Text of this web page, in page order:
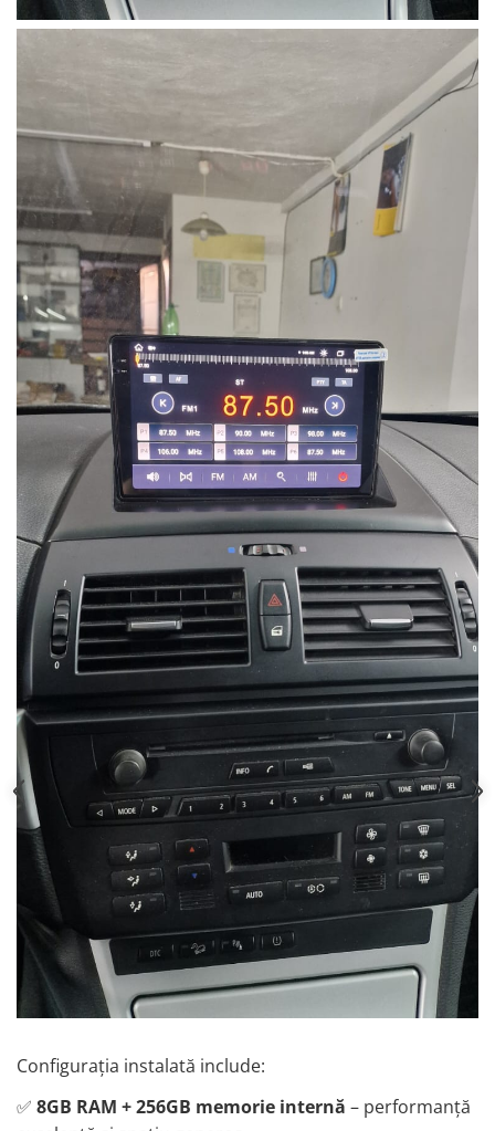
Configurația instalată include:
✅ 8GB RAM + 256GB memorie internă – performanță